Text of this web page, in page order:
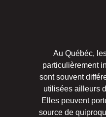
Au Québéc,
particulièrement
sont souvent
utilisées ailleurs
Elles peuvent
source de